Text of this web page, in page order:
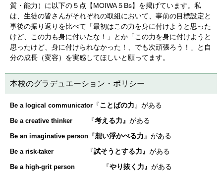
質・能力）に以下の５点【MOIWA５Bs】を掲げています。私
は、生徒の皆さんがそれぞれの取組において、事前の目標設定と
事後の振り返りを比べて「最初はこの力を身に付けようと思った
けど、この力も身に付いたな！」とか「この力を身に付けようと
思ったけど、身に付けられなかった！、でも次頑張ろう！」と自
分の成長（変容）を実感してほしいと願ってます。
本校のグラデュエーション・ポリシー
Be a logical communicator 『ことばの力 』がある
Be a creative thinker 『考える力』 がある
Be an imaginative person 『想い浮かべる力 』がある
Be a risk-taker 『試そうとする力』 がある
Be a high-grit person 『やり抜く力』 がある